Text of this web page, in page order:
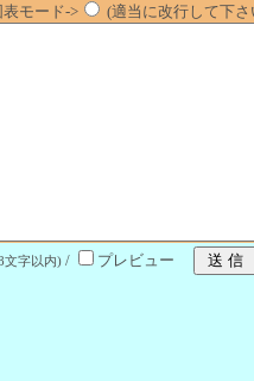
モード-> (適当に改行して下
文字以内) / プレビュー